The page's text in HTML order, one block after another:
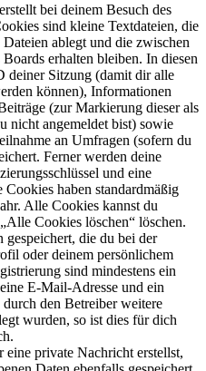
bei deinem Besuch des
sind kleine Textdateien, die
ablegt und die zwischen
erhalten bleiben. In diesen
deiner Sitzung (damit dir alle
können), Informationen
(zur Markierung dieser als
nicht angemeldet bist) sowie
an Umfragen (sofern du
Ferner werden deine
und eine
haben standardmäßig
Alle Cookies kannst du
Cookies löschen“ löschen.
die du bei der
oder deinem persönlichem
sind mindestens ein
E-Mail-Adresse und ein
den Betreiber weitere
wurden, so ist dies für dich
eine private Nachricht erstellst,